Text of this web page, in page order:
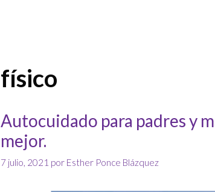
físico
Autocuidado para padres y
mejor.
7 julio, 2021 por Esther Ponce Blázquez